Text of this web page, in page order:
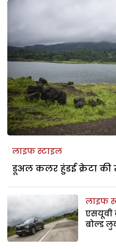
लाइफ स्टाइल
डूअल कलर हुंडई क्रेटा की
लाइफ
एसयूवी
बोल्ड